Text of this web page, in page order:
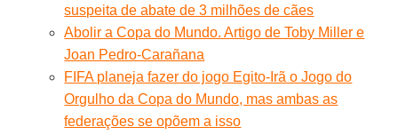
suspeita de abate de 3 milhões de cães
Abolir a Copa do Mundo. Artigo de Toby Miller e
Joan Pedro-Carañana
FIFA planeja fazer do jogo Egito-Irã o Jogo do
Orgulho da Copa do Mundo, mas ambas as
federações se opõem a isso